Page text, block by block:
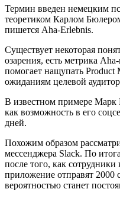
Термин введен немецким
теоретиком Карлом
пишется Aha-Erlebnis.
Существует некоторая
озарения, есть метрика
помогает нащупать Product
ожиданиям целевой
В известном примере Марк
как возможность в его
дней.
Похожим образом
мессенджера Slack. По
после того, как
приложение отправят 2000
вероятностью станет